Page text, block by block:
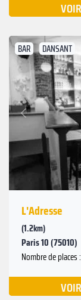
VOIR
BAR DANSANT
Précédent
L'Adresse
(1.2km)
Paris 10 (75010)
Nombre de places
VOIR